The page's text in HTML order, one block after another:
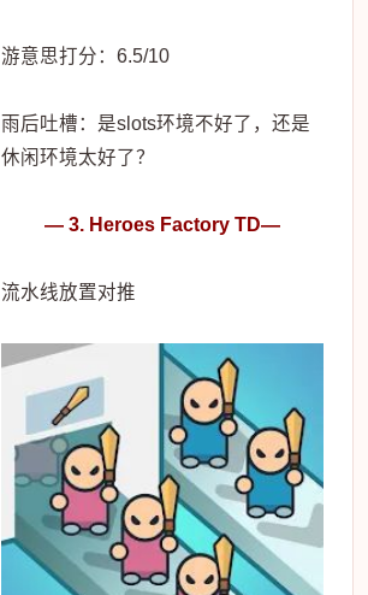
游意思打分：6.5/10
雨后吐槽：是slots环境不好了，还是
休闲环境太好了？
— 3. Heroes Factory TD—
流水线放置对推